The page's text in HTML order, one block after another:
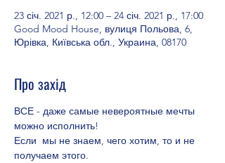
23 січ. 2021 р., 12:00 – 24 січ. 2021 р., 17:00
Good Mood House, вулиця Польова, 6,
Юрівка, Київська обл., Украина, 08170
Про захід
ВСЕ - даже самые невероятные мечты
можно исполнить!
Если  мы не знаем, чего хотим, то и не
получаем этого.